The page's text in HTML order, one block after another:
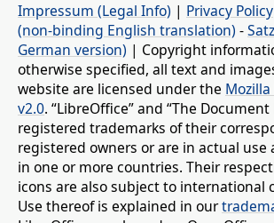
Impressum (Legal Info) | Privacy Policy
(non-binding English translation) -
German version) | Copyright
otherwise specified, all text and
website are licensed under the
v2.0. “LibreOffice” and “The
registered trademarks of their
registered owners or are in actual use
in one or more countries. Their
icons are also subject to international
Use thereof is explained in our